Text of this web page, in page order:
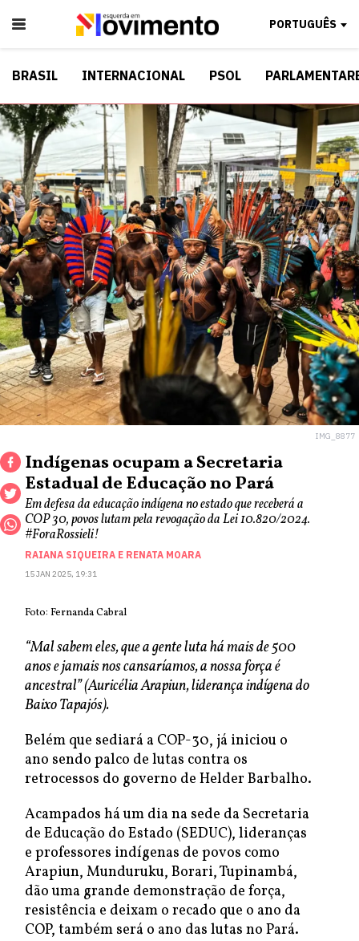
PORTUGUÊS
BRASIL INTERNACIONAL PSOL
IMG_8877
Indígenas ocupam a Secretaria
Estadual de Educação no Pará
Em defesa da educação indígena no estado que receberá a
COP 30, povos lutam pela revogação da Lei 10.820/2024.
#ForaRossieli!
RAIANA SIQUEIRA E RENATA MOARA
15 JAN 2025, 19:31
Foto: Fernanda Cabral
“Mal sabem eles, que a gente luta há mais de 500
anos e jamais nos cansaríamos, a nossa força é
ancestral” (Auricélia Arapiun, liderança indígena do
Baixo Tapajós).
Belém que sediará a COP-30, já iniciou o
ano sendo palco de lutas contra os
retrocessos do governo de Helder Barbalho.
Acampados há um dia na sede da Secretaria
de Educação do Estado (SEDUC), lideranças
e professores indígenas de povos como
Arapiun, Munduruku, Borari, Tupinambá,
dão uma grande demonstração de força,
resistência e deixam o recado que o ano da
COP, também será o ano das lutas no Pará.